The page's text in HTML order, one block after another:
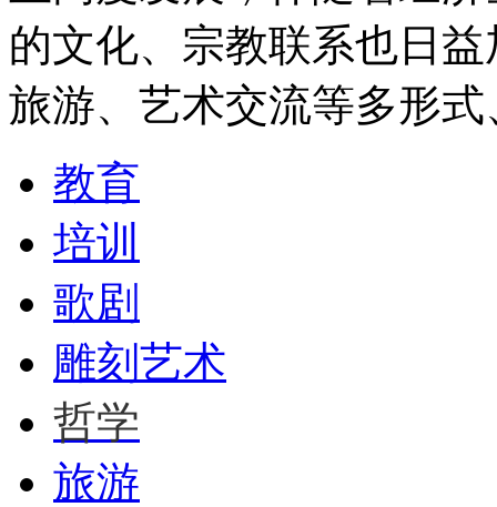
的文化、宗教联系也日
旅游、艺术交流等多形
教育
培训
歌剧
雕刻艺术
哲学
旅游